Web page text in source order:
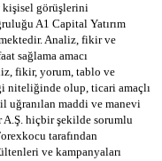
kişisel görüşlerini
A1 Capital Yatırım
Analiz, fikir ve
sağlama amacı
fikir, yorum, tablo ve
niteliğinde olup, ticari amaçlı
uğranılan maddi ve manevi
A.Ş. hiçbir şekilde sorumlu
tarafından
ve kampanyaları